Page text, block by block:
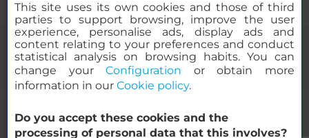
© 2000 – 2026 MINOR HOTELS EUROPE & AMERICAS Santa Engracia
This site uses its own cookies and those of third
parties to support browsing, improve the user
experience, personalise ads, display ads and
content relating to your preferences and conduct
statistical analysis on browsing habits. You can
change yourConfiguration or obtain more
information in our Cookie policy.
Do you accept these cookies and the
processing of personal data that this involves?